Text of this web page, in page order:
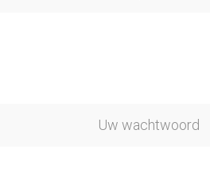
Uw wachtwoord